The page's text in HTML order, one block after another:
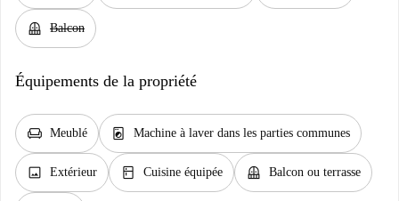
balcony Balcon
Équipements de la propriété
chair Meublé local_laundry_service Machine à laver dans les parties communes
image Extérieur kitchen Cuisine équipée balcony Balcon ou terrasse